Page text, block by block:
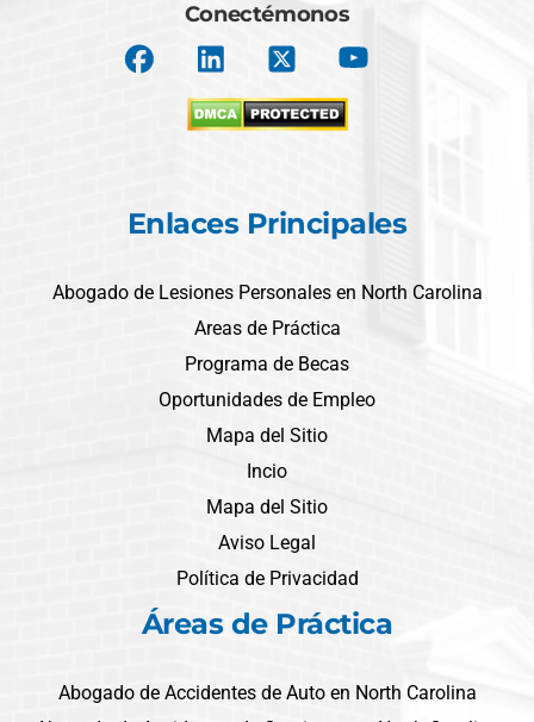
Conectémonos
Enlaces Principales
Abogado de Lesiones Personales en North Carolina
Areas de Práctica
Programa de Becas
Oportunidades de Empleo
Mapa del Sitio
Incio
Mapa del Sitio
Aviso Legal
Política de Privacidad
Áreas de Práctica
Abogado de Accidentes de Auto en North Carolina